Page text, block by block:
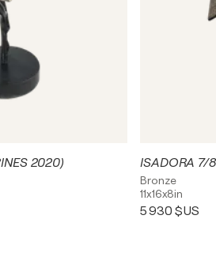
2020)
Bronze
11x16x8in
5 930 $US